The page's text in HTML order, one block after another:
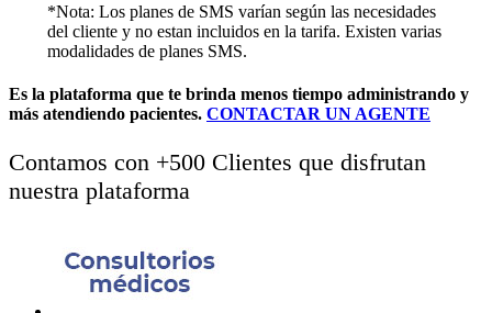
*Nota: Los planes de SMS varían según las necesidades
del cliente y no estan incluidos en la tarifa. Existen varias
modalidades de planes SMS.
Es la plataforma que te brinda menos tiempo administrando y
más atendiendo pacientes. CONTACTAR UN AGENTE
Contamos con +500 Clientes que disfrutan
nuestra plataforma